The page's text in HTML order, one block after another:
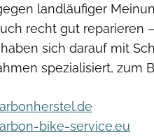
landläufiger
recht gut reparieren
sich darauf mit
spezialisiert, zum
bike-service.eu